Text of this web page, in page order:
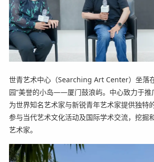
世青艺术中心（Searching Art Center）坐落
园”美誉的小岛——厦门鼓浪屿。中心致力于推
为世界知名艺术家与新锐青年艺术家提供独特
参与当代艺术文化活动及国际学术交流，挖掘
艺术家。